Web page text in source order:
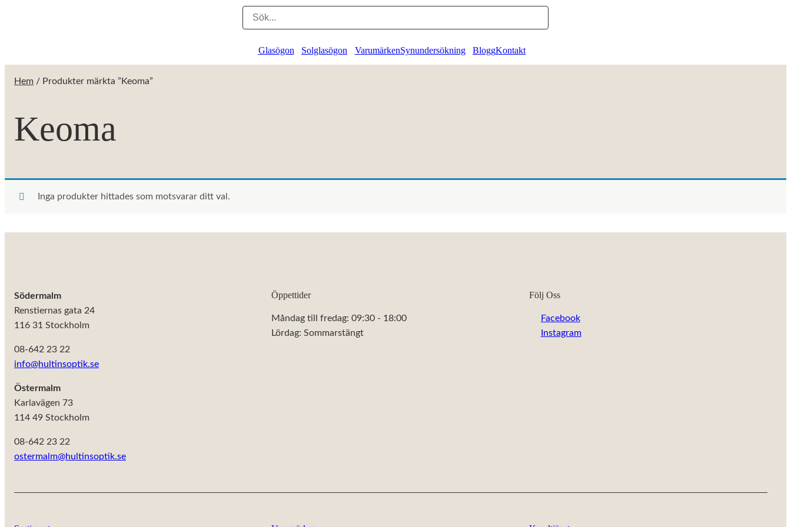
Glasögon Solglasögon VarumärkenSynundersökning BloggKontakt
Hem / Produkter märkta ”Keoma”
Keoma
Inga produkter hittades som motsvarar ditt val.
Södermalm
Renstiernas gata 24
116 31 Stockholm
08-642 23 22
info@hultinsoptik.se
Östermalm
Karlavägen 73
114 49 Stockholm
08-642 23 22
ostermalm@hultinsoptik.se
Öppettider
Måndag till fredag: 09:30 - 18:00
Lördag: Sommarstängt
Följ Oss
Facebook
Instagram
Nödvändiga